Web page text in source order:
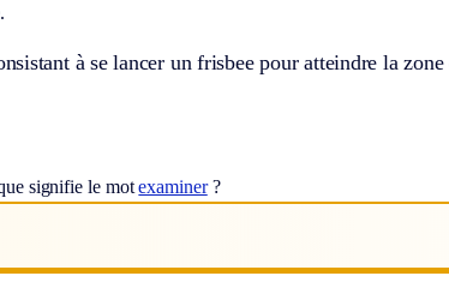
.
à se lancer un frisbee pour atteindre la zone
signifie le motexaminer?